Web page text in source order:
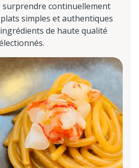
surprendre continuellement
simples et authentiques
de haute qualité